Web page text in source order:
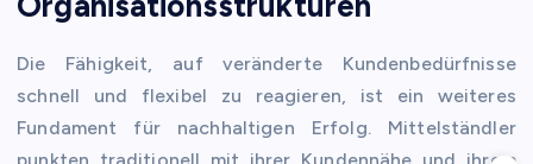
Die Fähigkeit, auf veränderte Kundenbedürfnisse
schnell und flexibel zu reagieren, ist ein weiteres
Fundament für nachhaltigen Erfolg. Mittelständler
punkten traditionell mit ihrer Kundennähe und ihrem